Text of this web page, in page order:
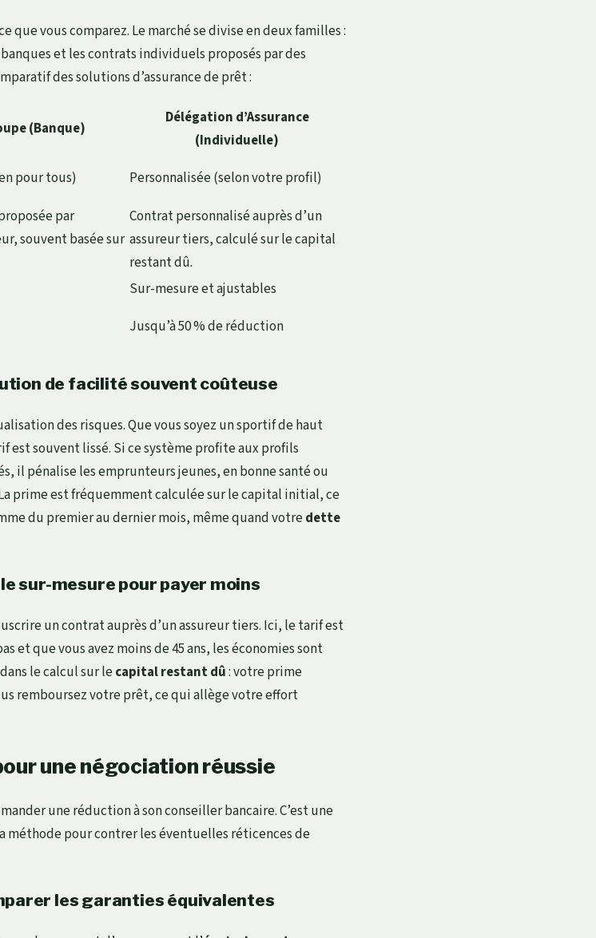
que vous comparez. Le marché se divise en deux familles :
et les contrats individuels proposés par des
des solutions d’assurance de prêt :
(Banque)
Délégation d’Assurance
(Individuelle)
pour tous) Personnalisée (selon votre profil)
par
souvent basée sur
Contrat personnalisé auprès d’un
assureur tiers, calculé sur le capital
restant dû.
Sur-mesure et ajustables
Jusqu’à 50 % de réduction
de facilité souvent coûteuse
des risques. Que vous soyez un sportif de haut
est souvent lissé. Si ce système profite aux profils
il pénalise les emprunteurs jeunes, en bonne santé ou
prime est fréquemment calculée sur le capital initial, ce
du premier au dernier mois, même quand votredette
sur-mesure pour payer moins
un contrat auprès d’un assureur tiers. Ici, le tarif est
et que vous avez moins de 45 ans, les économies sont
le calcul sur lecapital restant dû: votre prime
remboursez votre prêt, ce qui allège votre effort
une négociation réussie
une réduction à son conseiller bancaire. C’est une
méthode pour contrer les éventuelles réticences de
les garanties équivalentes